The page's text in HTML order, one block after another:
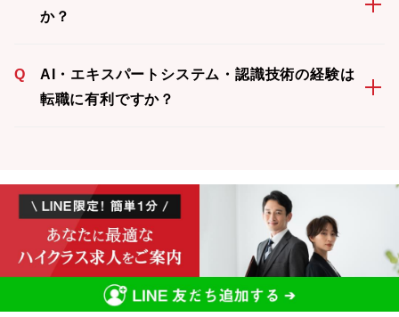
か？
Q
AI・エキスパートシステム・認識技術の経験は
転職に有利ですか？